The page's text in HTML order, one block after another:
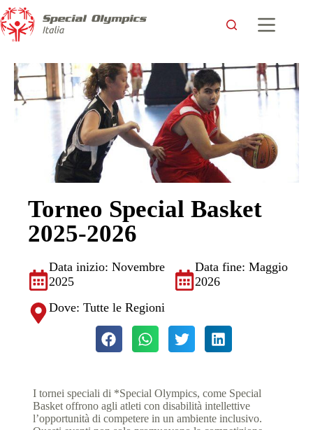
Torneo Special Basket
2025-2026
Data inizio: Novembre
2025
Data fine: Maggio
2026
Dove: Tutte le Regioni
I tornei speciali di *Special Olympics, come Special
Basket offrono agli atleti con disabilità intellettive
l’opportunità di competere in un ambiente inclusivo.